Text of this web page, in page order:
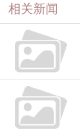
相关新闻